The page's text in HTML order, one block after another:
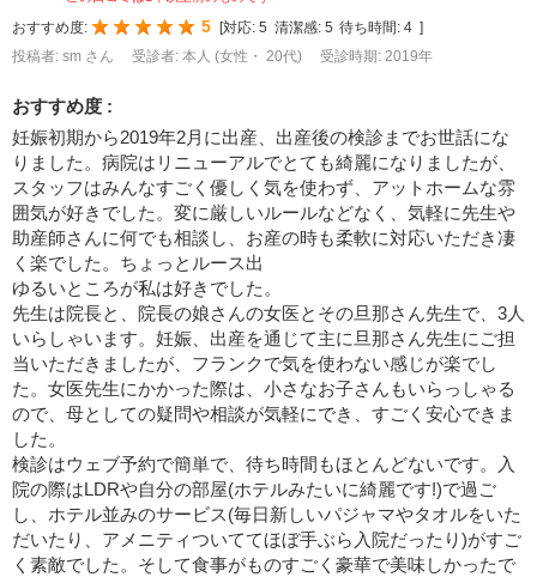
おすすめ度: 5 [対応: 5 清潔感: 5 待ち時間: 4 ]
投稿者: sm さん
受診者: 本人 (女性・ 20代) 受診時期: 2019年
おすすめ度 :
妊娠初期から2019年2月に出産、出産後の検診までお世話にな
りました。病院はリニューアルでとても綺麗になりましたが、
スタッフはみんなすごく優しく気を使わず、アットホームな雰
囲気が好きでした。変に厳しいルールなどなく、気軽に先生や
助産師さんに何でも相談し、お産の時も柔軟に対応いただき凄
く楽でした。ちょっとルース出
ゆるいところが私は好きでした。
先生は院長と、院長の娘さんの女医とその旦那さん先生で、3人
いらしゃいます。妊娠、出産を通じて主に旦那さん先生にご担
当いただきましたが、フランクで気を使わない感じが楽でし
た。女医先生にかかった際は、小さなお子さんもいらっしゃる
ので、母としての疑問や相談が気軽にでき、すごく安心できま
した。
検診はウェブ予約で簡単で、待ち時間もほとんどないです。入
院の際はLDRや自分の部屋(ホテルみたいに綺麗です!)で過ご
し、ホテル並みのサービス(毎日新しいパジャマやタオルをいた
だいたり、アメニティついててほぼ手ぶら入院だったり)がすご
く素敵でした。そして食事がものすごく豪華で美味しかったで